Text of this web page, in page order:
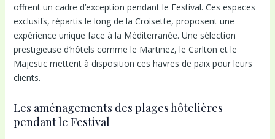
offrent un cadre d’exception pendant le Festival. Ces espaces
exclusifs, répartis le long de la Croisette, proposent une
expérience unique face à la Méditerranée. Une sélection
prestigieuse d’hôtels comme le Martinez, le Carlton et le
Majestic mettent à disposition ces havres de paix pour leurs
clients.
Les aménagements des plages hôtelières
pendant le Festival